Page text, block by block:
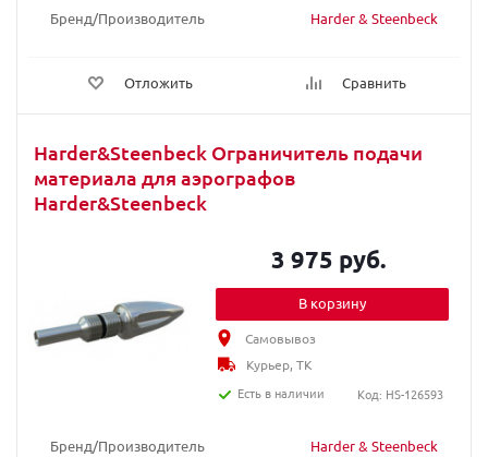
Бренд/Производитель Harder & Steenbeck
Отложить Сравнить
Harder&Steenbeck Ограничитель подачи
материала для аэрографов
Harder&Steenbeck
Бренд/Производитель Harder & Steenbeck
3 975 руб.
В корзину
Самовывоз
Курьер, ТК
Есть в наличии
Код: HS-126593